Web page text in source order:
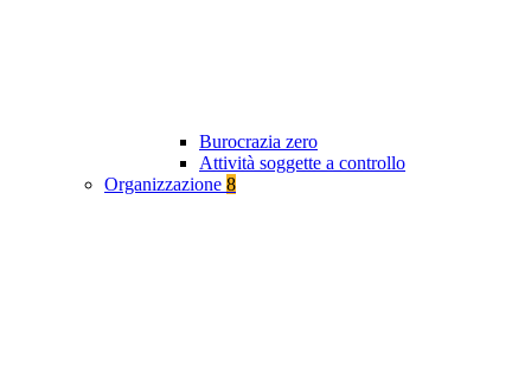
Burocrazia zero
Attività soggette a controllo
Organizzazione 8